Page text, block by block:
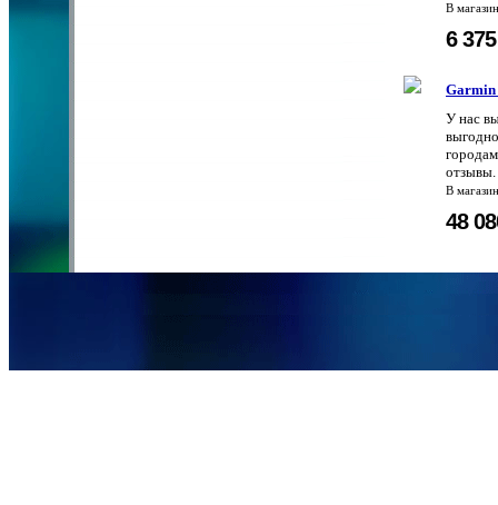
В
6
У нас
отзывы.
В
48